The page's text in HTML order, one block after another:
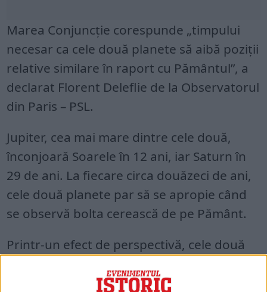
Marea Conjuncţie corespunde „timpului
necesar ca cele două planete să aibă poziţii
relative similare în raport cu Pământul”, a
declarat Florent Deleflie de la Observatorul
din Paris – PSL.
Jupiter, cea mai mare dintre cele două,
înconjoară Soarele în 12 ani, iar Saturn în
29 de ani. La fiecare circa douăzeci de ani,
cele două planete par să se apropie când
se observă bolta cerească de pe Pământ.
Printr-un efect de perspectivă, cele două
cealaltă, „cu un decalaj de doar 6 minute